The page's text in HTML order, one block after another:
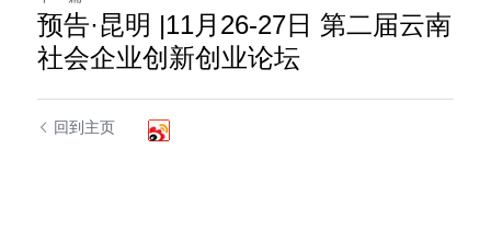
预告·昆明 |11月26-27日 第二届云南
社会企业创新创业论坛
回到主页